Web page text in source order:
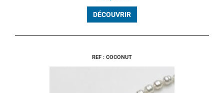
DÉCOUVRIR
REF : COCONUT